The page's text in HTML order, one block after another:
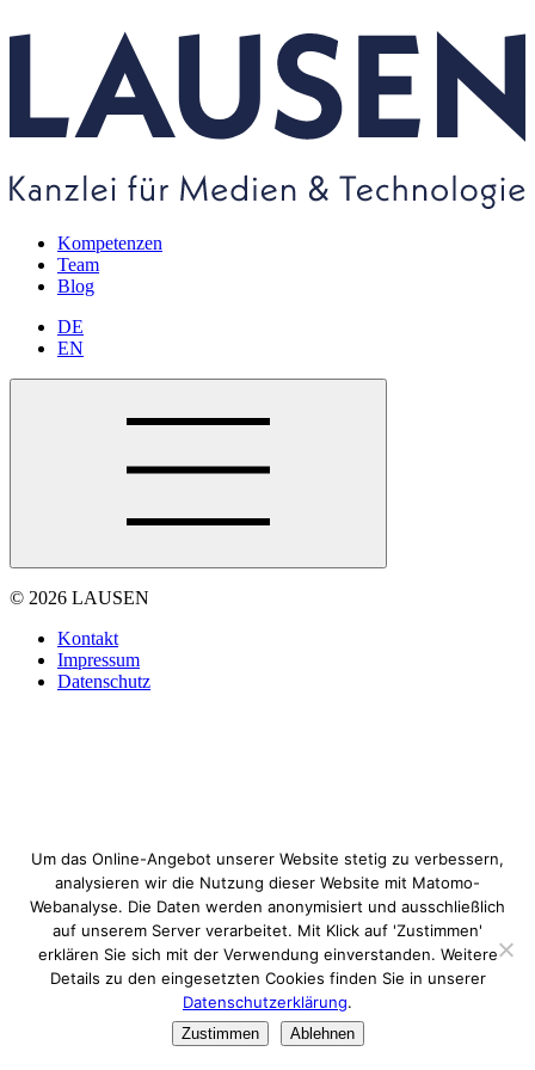
Kompetenzen
Team
Blog
DE
EN
© 2026 LAUSEN
Kontakt
Impressum
Datenschutz
Um das Online-Angebot unserer Website stetig zu verbessern,
analysieren wir die Nutzung dieser Website mit Matomo-
Webanalyse. Die Daten werden anonymisiert und ausschließlich
auf unserem Server verarbeitet. Mit Klick auf 'Zustimmen'
erklären Sie sich mit der Verwendung einverstanden. Weitere
Details zu den eingesetzten Cookies finden Sie in unserer
Datenschutzerklärung.
Zustimmen Ablehnen